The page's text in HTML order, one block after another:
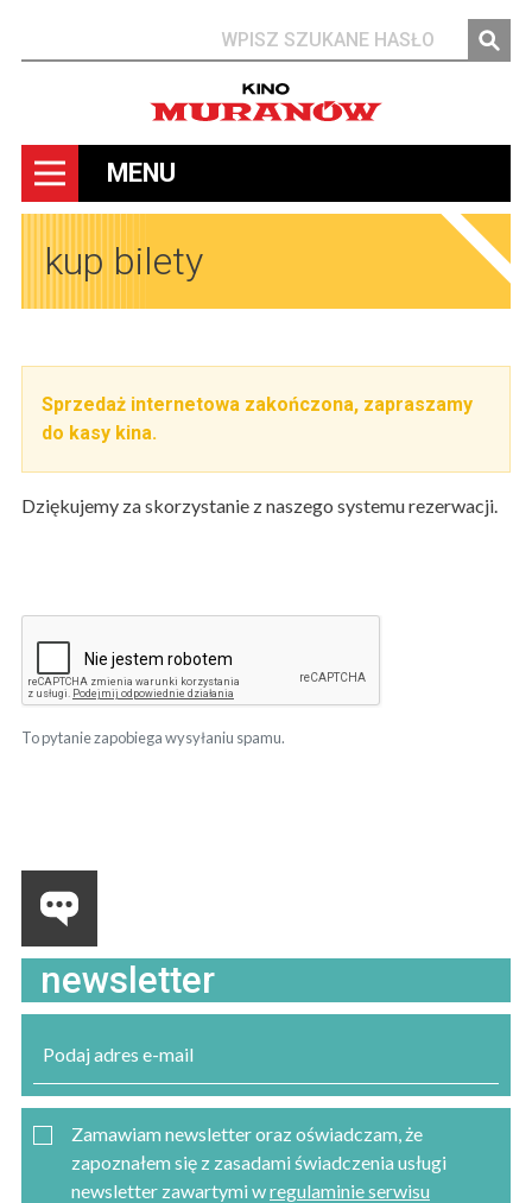
MENU
kup bilety
Sprzedaż internetowa zakończona, zapraszamy
do kasy kina.
Dziękujemy za skorzystanie z naszego systemu rezerwacji.
To pytanie zapobiega wysyłaniu spamu.
newsletter
Zamawiam newsletter oraz oświadczam, że
zapoznałem się z zasadami świadczenia usługi
newsletter zawartymi wregulaminie serwisu